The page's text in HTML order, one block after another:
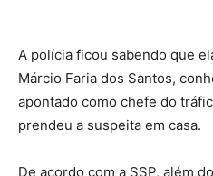
A polícia ficou sabendo que
Márcio Faria dos Santos,
apontado como chefe do
prendeu a suspeita em casa.
De acordo com a SSP, além